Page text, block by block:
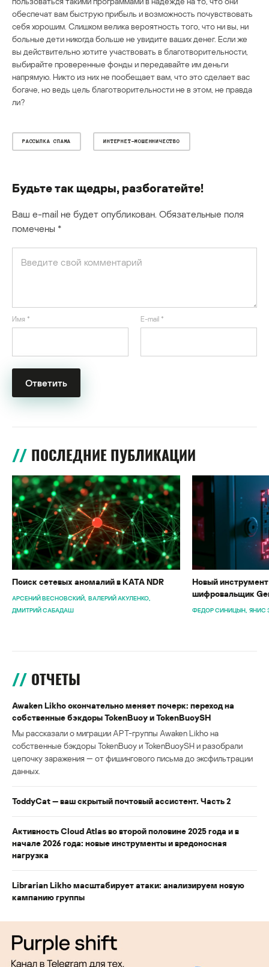
обеспечат вам быструю прибыль и возможность почувствовать
себя хорошим. Слишком велика вероятность того, что ни вы, ни
больные дети никогда больше не увидите ваших денег. Если же
вы действительно хотите участвовать в благотворительности,
выбирайте проверенные фонды и передавайте им деньги
напрямую. Никто из них не пообещает вам, что это сделает вас
богаче, но ведь цель благотворительности не в этом, не правда
ли?
РАССЫЛКА СПАМА ИНТЕРНЕТ-МОШЕННИЧЕСТВО
Будьте так щедры, разбогатейте!
Ваш e-mail не будет опубликован. Обязательные поля
помечены *
Имя * E-mail *
ПОСЛЕДНИЕ ПУБЛИКАЦИИ
Поиск сетевых аномалий в KATA NDR
АРСЕНИЙ ВЕСНОВСКИЙ ВАЛЕРИЙ АКУЛЕНКО
ДМИТРИЙ САБАДАШ
Новый
шифровальщик
ФЕДОР СИНИЦЫН ЯНИС
ОТЧЕТЫ
Awaken Likho окончательно меняет почерк: переход на
собственные бэкдоры TokenBuoy и TokenBuoySH
Мы рассказали о миграции APT-группы Awaken Likho на
собственные бэкдоры TokenBuoy и TokenBuoySH и разобрали
цепочку заражения — от фишингового письма до эксфильтрации
данных.
ToddyCat — ваш скрытый почтовый ассистент. Часть 2
Активность Cloud Atlas во второй половине 2025 года и в
начале 2026 года: новые инструменты и вредоносная
нагрузка
Librarian Likho масштабирует атаки: анализируем новую
кампанию группы